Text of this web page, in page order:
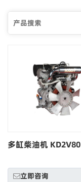
多缸柴油机 KD2V80
立即咨询